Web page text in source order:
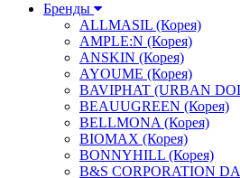
Бренды
ALLMASIL (Корея)
AMPLE:N (Корея)
ANSKIN (Корея)
AYOUME (Корея)
BAVIPHAT (URBAN
BEAUUGREEN (Корея)
BELLMONA (Корея)
BIOMAX (Корея)
BONNYHILL (Корея)
B&S CORPORATION